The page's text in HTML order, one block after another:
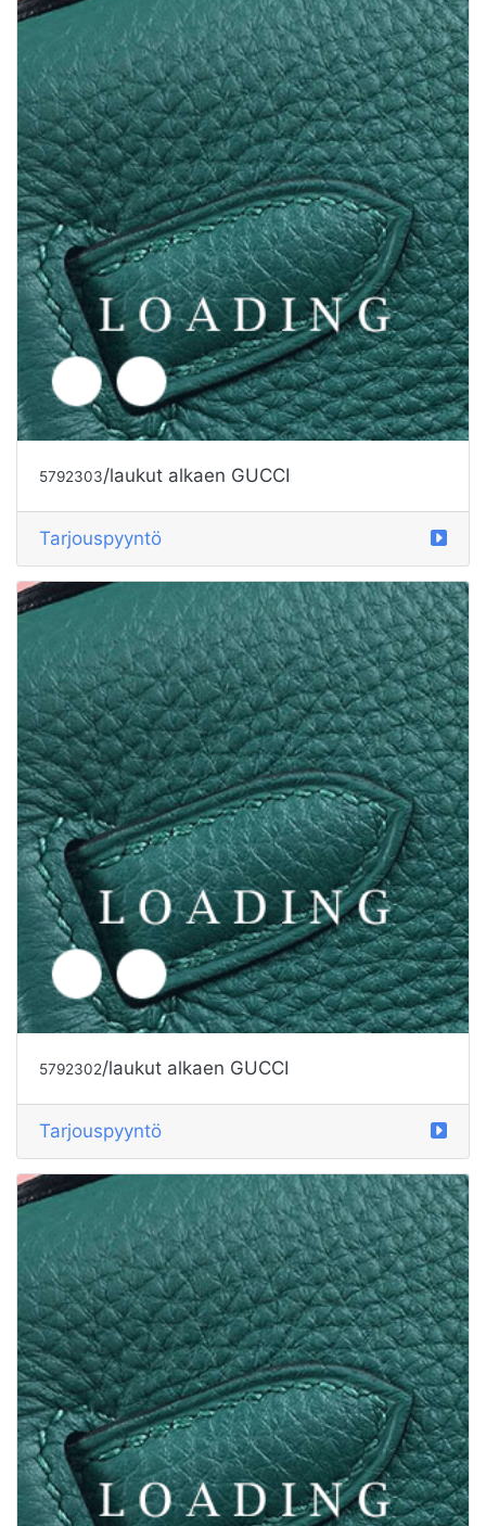
5792302/laukut alkaen GUCCI
Tarjouspyyntö
5792301/laukut alkaen GUCCI
Tarjouspyyntö